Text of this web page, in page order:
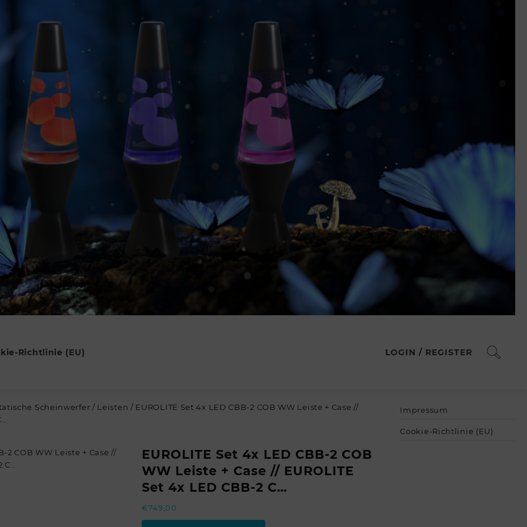
Richtlinie (EU) LOGIN / REGISTER
Scheinwerfer / Leisten / EUROLITE Set 4x LED CBB-2 COB WW Leiste + Case //
EUROLITE Set 4x LED CBB-2 COB
WW Leiste + Case // EUROLITE
Set 4x LED CBB-2 C…
€749,00
Impressum
Cookie-Richtlinie (EU)